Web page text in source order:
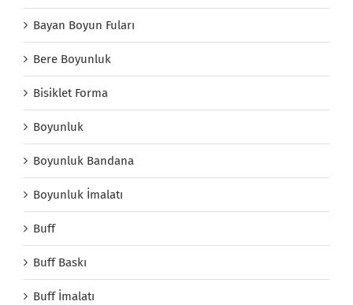
Bayan Boyun Fuları
Bere Boyunluk
Bisiklet Forma
Boyunluk
Boyunluk Bandana
Boyunluk İmalatı
Buff
Buff Baskı
Buff İmalatı